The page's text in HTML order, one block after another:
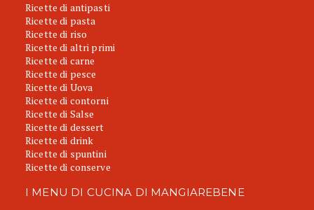
Ricette di antipasti
Ricette di pasta
Ricette di riso
Ricette di altri primi
Ricette di carne
Ricette di pesce
Ricette di Uova
Ricette di contorni
Ricette di Salse
Ricette di dessert
Ricette di drink
Ricette di spuntini
Ricette di conserve
I MENU DI CUCINA DI MANGIAREBENE